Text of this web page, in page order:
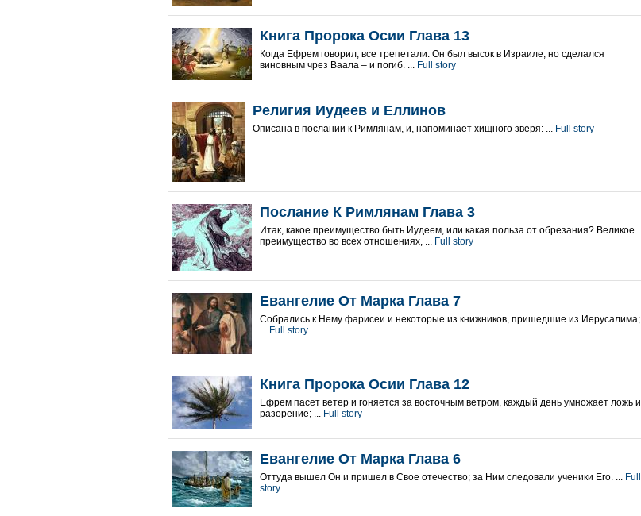
Книга Пророка Осии Глава 13
Когда Ефрем говорил, все трепетали. Он был высок в Израиле; но сделался
виновным чрез Ваала – и погиб. ... Full story
Религия Иудеев и Еллинов
Описана в послании к Римлянам, и, напоминает хищного зверя: ... Full story
Послание К Римлянам Глава 3
Итак, какое преимущество быть Иудеем, или какая польза от обрезания? Великое
преимущество во всех отношениях, ... Full story
Евангелие От Марка Глава 7
Собрались к Нему фарисеи и некоторые из книжников, пришедшие из Иерусалима;
... Full story
Книга Пророка Осии Глава 12
Ефрем пасет ветер и гоняется за восточным ветром, каждый день умножает ложь и
разорение; ... Full story
Евангелие От Марка Глава 6
Оттуда вышел Он и пришел в Свое отечество; за Ним следовали ученики Его. ... Full
story